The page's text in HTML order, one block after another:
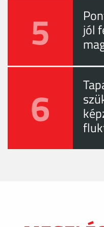
5 jól
6